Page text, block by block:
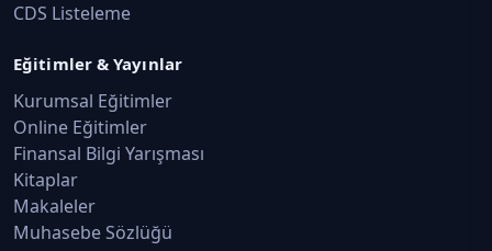
CDS Listeleme
Eğitimler & Yayınlar
Kurumsal Eğitimler
Online Eğitimler
Finansal Bilgi Yarışması
Kitaplar
Makaleler
Muhasebe Sözlüğü